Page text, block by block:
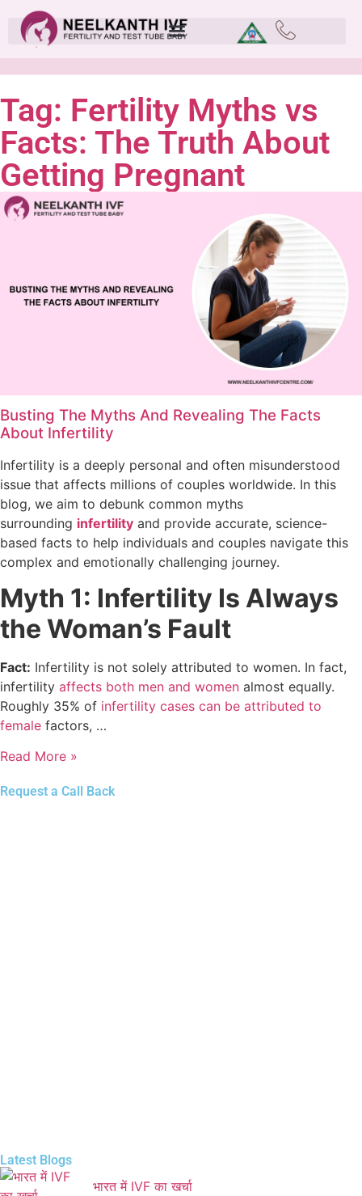
Tag: Fertility Myths vs
Facts: The Truth About
Getting Pregnant
Busting The Myths And Revealing The Facts
About Infertility
Infertility is a deeply personal and often misunderstood
issue that affects millions of couples worldwide. In this
blog, we aim to debunk common myths
surrounding infertility and provide accurate, science-
based facts to help individuals and couples navigate this
complex and emotionally challenging journey.
Myth 1: Infertility Is Always
the Woman’s Fault
Fact: Infertility is not solely attributed to women. In fact,
infertility affects both men and women almost equally.
Roughly 35% of infertility cases can be attributed to
female factors, …
Read More »
Request a Call Back
Latest Blogs
भारत में IVF का खर्चा